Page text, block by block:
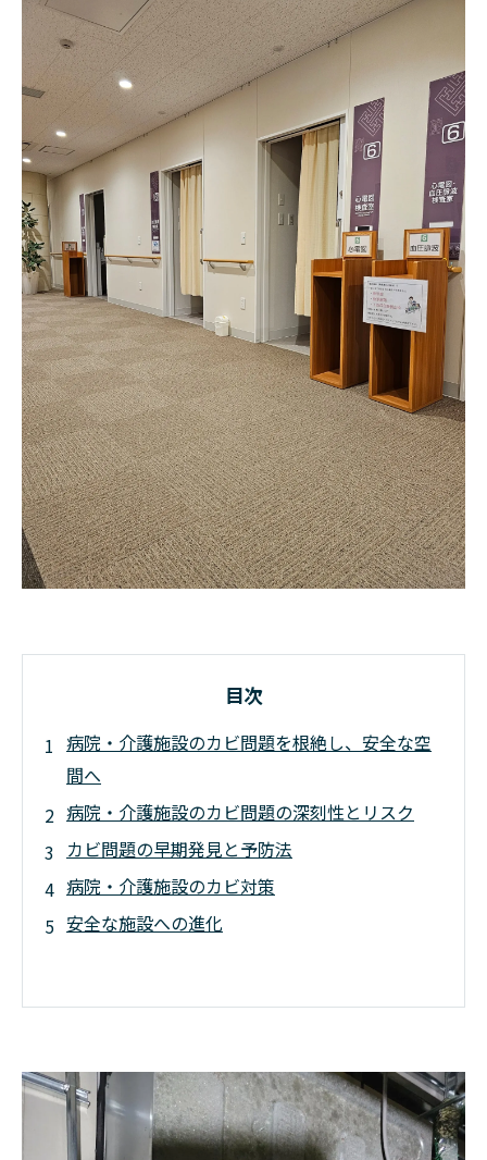
目次
病院・介護施設のカビ問題を根絶し、安全な空
間へ
病院・介護施設のカビ問題の深刻性とリスク
カビ問題の早期発見と予防法
病院・介護施設のカビ対策
安全な施設への進化